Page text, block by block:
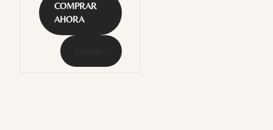
COMPRAR
AHORA